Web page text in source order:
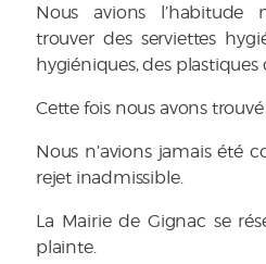
Nous avions l’habitude
trouver des serviettes
hygiéniques, des plastiques
Cette fois nous avons trouvé
Nous n’avions jamais été
rejet inadmissible.
La Mairie de Gignac se
plainte.